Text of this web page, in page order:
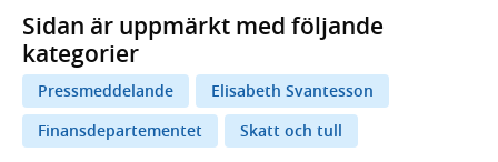
Sidan är uppmärkt med följande
kategorier
Pressmeddelande
Elisabeth Svantesson
Finansdepartementet
Skatt och tull